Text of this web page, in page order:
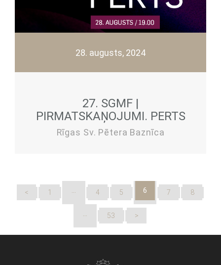
28. augusts, 2024
27. SGMF |
PIRMATSKAŅOJUMI. PERTS
Rīgas Sv. Pētera Baznīca
< 1 … 4 5 6 7 8
… 53 >